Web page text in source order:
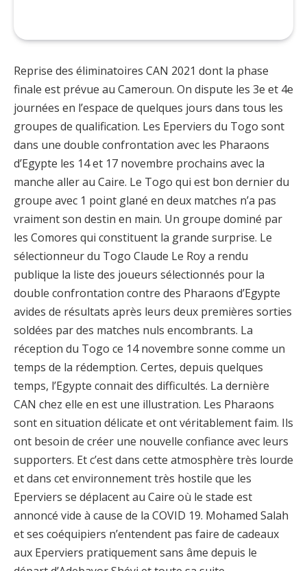
Reprise des éliminatoires CAN 2021 dont la phase
finale est prévue au Cameroun. On dispute les 3e et 4e
journées en l’espace de quelques jours dans tous les
groupes de qualification. Les Eperviers du Togo sont
dans une double confrontation avec les Pharaons
d’Egypte les 14 et 17 novembre prochains avec la
manche aller au Caire. Le Togo qui est bon dernier du
groupe avec 1 point glané en deux matches n’a pas
vraiment son destin en main. Un groupe dominé par
les Comores qui constituent la grande surprise. Le
sélectionneur du Togo Claude Le Roy a rendu
publique la liste des joueurs sélectionnés pour la
double confrontation contre des Pharaons d’Egypte
avides de résultats après leurs deux premières sorties
soldées par des matches nuls encombrants. La
réception du Togo ce 14 novembre sonne comme un
temps de la rédemption. Certes, depuis quelques
temps, l’Egypte connait des difficultés. La dernière
CAN chez elle en est une illustration. Les Pharaons
sont en situation délicate et ont véritablement faim. Ils
ont besoin de créer une nouvelle confiance avec leurs
supporters. Et c’est dans cette atmosphère très lourde
et dans cet environnement très hostile que les
Eperviers se déplacent au Caire où le stade est
annoncé vide à cause de la COVID 19. Mohamed Salah
et ses coéquipiers n’entendent pas faire de cadeaux
aux Eperviers pratiquement sans âme depuis le